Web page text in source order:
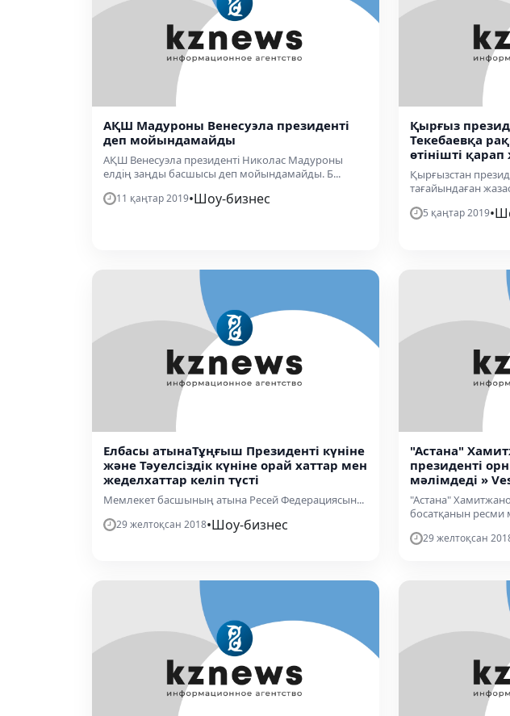
АҚШ Мадуроны Венесуэла президенті
деп мойындамайды
АҚШ Венесуэла президенті Николас Мадуроны
елдің заңды басшысы деп мойындамайды. Б...
11 қаңтар 2019•Шоу-бизнес
Қырғыз
Текебаевқа
өтінішті
Қырғызстан
тағайындаған
5 қаңтар 2019•
Елбасы атынаТұңғыш Президенті күніне
және Тәуелсіздік күніне орай хаттар мен
жеделхаттар келіп түсті
Мемлекет басшының атына Ресей Федерациясын...
29 желтоқсан 2018•Шоу-бизнес
"Астана"
президенті
мәлімдеді »
"Астана"
босатқанын ресми
29 желтоқсан